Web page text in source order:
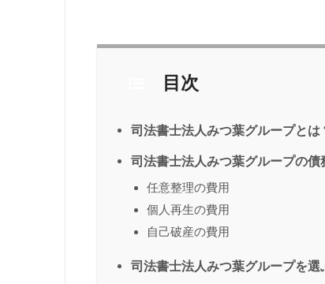
目次
司法書士法人みつ葉グループと
司法書士法人みつ葉グループの債
任意整理の費用
個人再生の費用
自己破産の費用
司法書士法人みつ葉グループを選